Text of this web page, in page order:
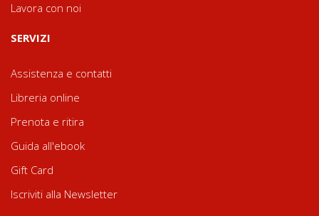
Lavora con noi
SERVIZI
Assistenza e contatti
Libreria online
Prenota e ritira
Guida all'ebook
Gift Card
Iscriviti alla Newsletter